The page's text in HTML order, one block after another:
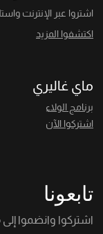
اشتروا عبر الإنترنت
اكتشفوا المزيد
ماي غاليري
برنامج الولاء
اشتركوا الآن
تابعونا
اشتركوا وانضموا